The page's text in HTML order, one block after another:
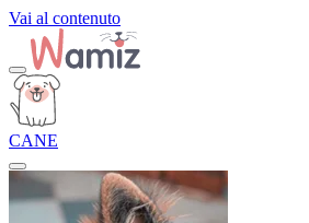
Vai al contenuto
CANE